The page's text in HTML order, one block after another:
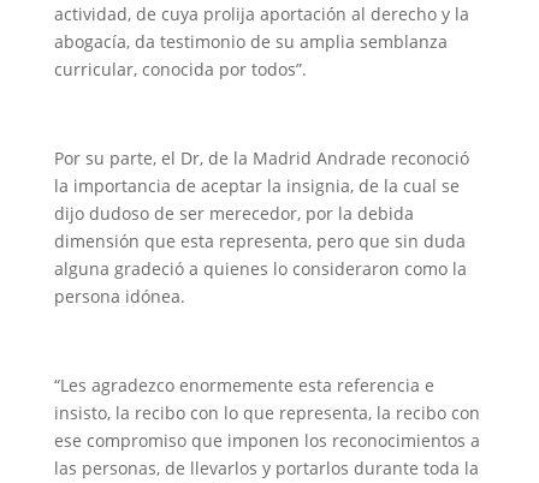
actividad, de cuya prolija aportación al derecho y la
abogacía, da testimonio de su amplia semblanza
curricular, conocida por todos”.
Por su parte, el Dr, de la Madrid Andrade reconoció
la importancia de aceptar la insignia, de la cual se
dijo dudoso de ser merecedor, por la debida
dimensión que esta representa, pero que sin duda
alguna gradeció a quienes lo consideraron como la
persona idónea.
“Les agradezco enormemente esta referencia e
insisto, la recibo con lo que representa, la recibo con
ese compromiso que imponen los reconocimientos a
las personas, de llevarlos y portarlos durante toda la